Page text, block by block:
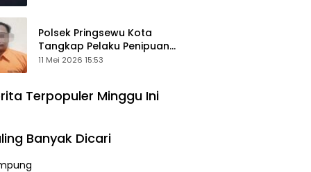
Polsek Pringsewu Kota
Tangkap Pelaku Penipuan
Mobil, Sempat Kabur ke Jambi
11 Mei 2026 15:53
Terpopuler Minggu Ini
Banyak Dicari